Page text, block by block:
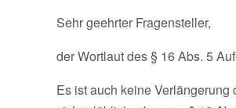
Sehr geehrter Fragensteller,
der Wortlaut des § 16 Abs. 5
Es ist auch keine